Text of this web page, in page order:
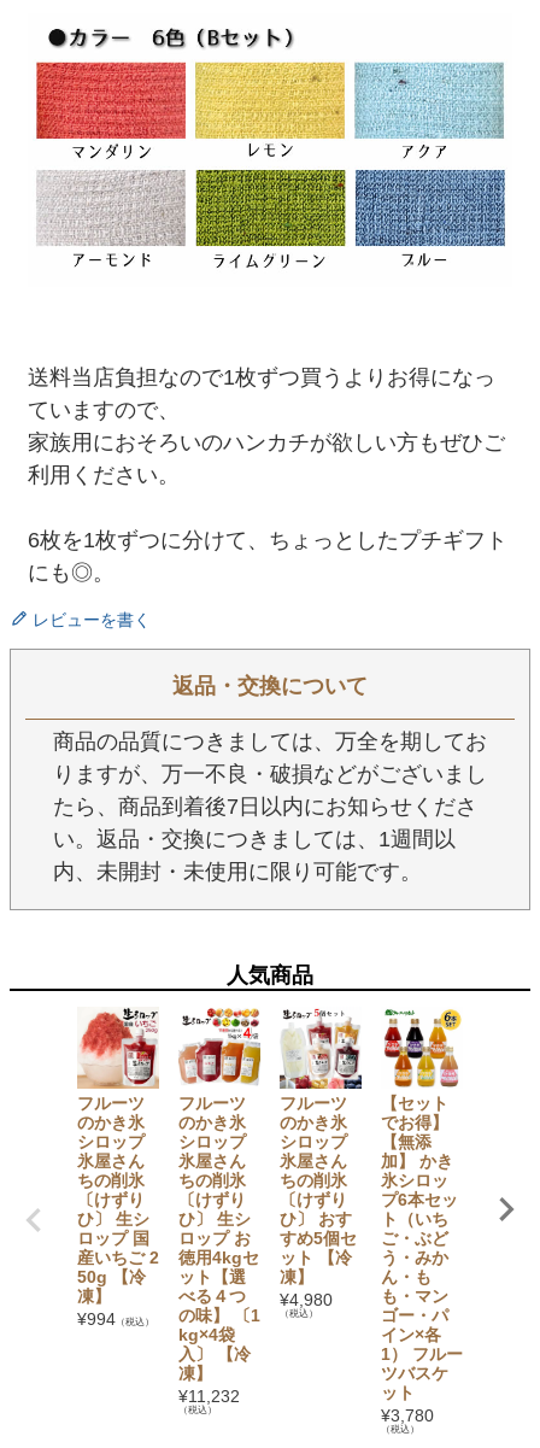
送料当店負担なので1枚ずつ買うよりお得になっ
ていますので、
家族用におそろいのハンカチが欲しい方もぜひご
利用ください。
6枚を1枚ずつに分けて、ちょっとしたプチギフト
にも◎。
レビューを書く
返品・交換について
商品の品質につきましては、万全を期してお
りますが、万一不良・破損などがございまし
たら、商品到着後7日以内にお知らせくださ
い。返品・交換につきましては、1週間以
内、未開封・未使用に限り可能です。
人気商品
フルーツ
のかき氷
シロップ
氷屋さん
ちの削氷
〔けずり
ひ〕 生シ
ロップ 国
産いちご 2
50g 【冷
凍】
¥994 （税込）
フルーツ
のかき氷
シロップ
氷屋さん
ちの削氷
〔けずり
ひ〕 生シ
ロップ お
徳用4kgセ
ット【選
べる４つ
の味】 〔1
kg×4袋
入〕 【冷
凍】
¥11,232
（税込）
フルーツ
のかき氷
シロップ
氷屋さん
ちの削氷
〔けずり
ひ〕 おす
すめ5個セ
ット 【冷
凍】
¥4,980
（税込）
【セット
でお得】
【無添
加】 かき
氷シロッ
プ6本セッ
ト（いち
ご・ぶど
う・みか
ん・も
も・マン
ゴー・パ
イン×各
1） フルー
ツバスケ
ット
¥3,780
（税込）
イズ
1,265